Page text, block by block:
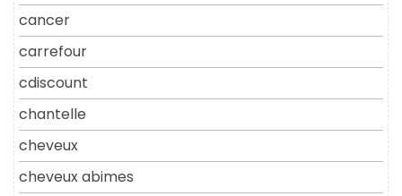
cancer
carrefour
cdiscount
chantelle
cheveux
cheveux abimes